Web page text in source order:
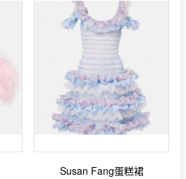
Susan Fang蛋糕裙